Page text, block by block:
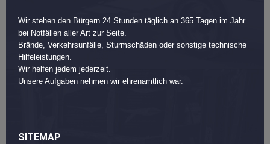
Wir stehen den Bürgern 24 Stunden täglich an 365 Tagen im Jahr
bei Notfällen aller Art zur Seite.
Brände, Verkehrsunfälle, Sturmschäden oder sonstige technische
Hilfeleistungen.
Wir helfen jedem jederzeit.
Unsere Aufgaben nehmen wir ehrenamtlich war.
SITEMAP